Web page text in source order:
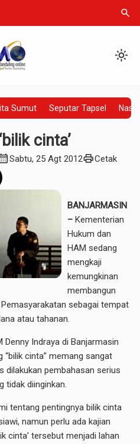
search
light_mode
Sumut Seputar Tapsel
cinta’
Sabtu, 25 Agt 2012printCetak
BANJARMASIN
– Kementerian
Hukum dan
HAM sedang
mengkaji
kemungkinan
membangun
sebagai tempat
atau tahanan.
Denny Indraya di Banjarmasin
“bilik cinta” memang sangat
dilakukan pembahasan serius
tidak diinginkan.
tentang pentingnya bilik cinta
namun perlu ada kajian
cinta’ tersebut menjadi lahan